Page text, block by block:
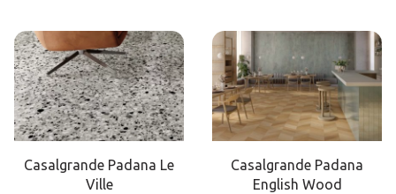
Casalgrande Padana Le
Ville
Casalgrande Padana
English Wood